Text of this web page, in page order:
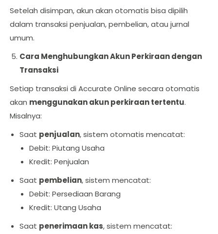
Setelah disimpan, akun akan otomatis bisa dipilih
dalam transaksi penjualan, pembelian, atau jurnal
umum.
Cara Menghubungkan Akun Perkiraan dengan
Transaksi
Setiap transaksi di Accurate Online secara otomatis
akan menggunakan akun perkiraan tertentu.
Misalnya:
Saat penjualan, sistem otomatis mencatat:
Debit: Piutang Usaha
Kredit: Penjualan
Saat pembelian, sistem mencatat:
Debit: Persediaan Barang
Kredit: Utang Usaha
Saat penerimaan kas, sistem mencatat: